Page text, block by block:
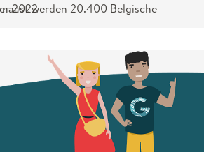
werden 20.400 Belgische
2022